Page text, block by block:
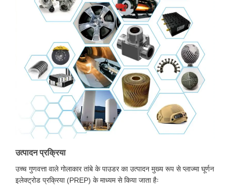
उत्पादन प्रक्रिया
उच्च गुणवत्ता वाले गोलाकार तांबे के पाउडर का उत्पादन मुख्य रूप से प्लाज्मा घूर्णन
इलेक्ट्रोड प्रक्रिया (PREP) के माध्यम से किया जाता हैः